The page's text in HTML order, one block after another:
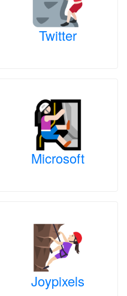
Twitter
Microsoft
Joypixels